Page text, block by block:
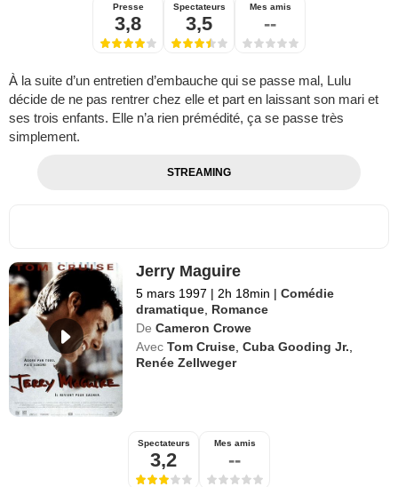
Presse
3,8
Spectateurs
3,5
Mes amis
--
À la suite d’un entretien d’embauche qui se passe mal, Lulu
décide de ne pas rentrer chez elle et part en laissant son mari et
ses trois enfants. Elle n’a rien prémédité, ça se passe très
simplement.
STREAMING
Jerry Maguire
5 mars 1997 | 2h 18min | Comédie
dramatique Romance
De Cameron Crowe
Avec Tom Cruise ,Cuba Gooding Jr.
Renée Zellweger
Spectateurs
3,2
Mes amis
--